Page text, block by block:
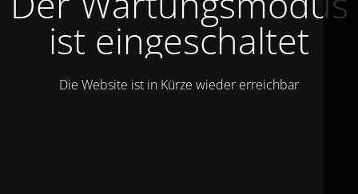
ist eingeschaltet
Die Website ist in Kürze wieder erreichbar